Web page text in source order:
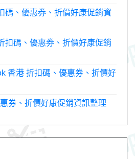
碼、優惠券、折價好康促銷資
扣碼、優惠券、折價好康促銷
香港 折扣碼、優惠券、折價好
券、折價好康促銷資訊整理